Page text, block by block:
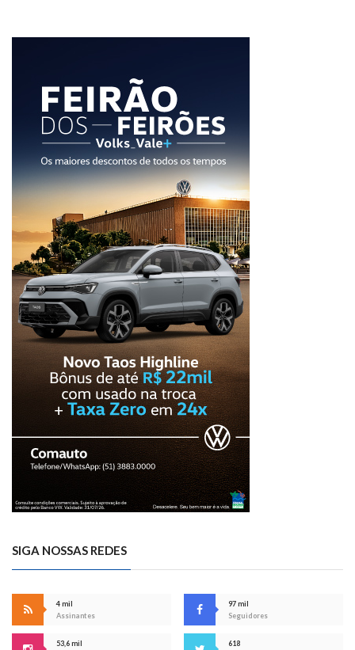
SIGA NOSSAS REDES
4 mil
Assinantes
97 mil
Seguidores
53,6 mil
618